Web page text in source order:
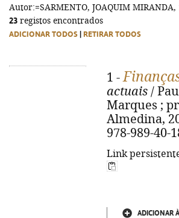
Arte,
Arte,
Autor:=SARMENTO, JOAQUIM MIRANDA,
23 registos encontrados
ADICIONAR TODOS RETIRAR TODOS
1 -
actuais /
Marques ;
Almedina,
978-989-40-
Link
ADICIONAR